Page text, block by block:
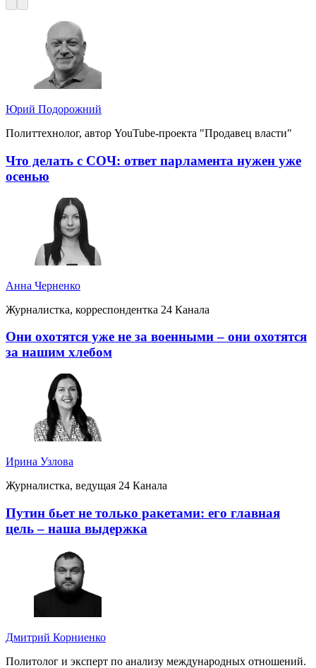
Юрий Подорожний
Политтехнолог, автор YouTube-проекта "Продавец власти"
Что делать с СОЧ: ответ парламента нужен уже
осенью
Анна Черненко
Журналистка, корреспондентка 24 Канала
Они охотятся уже не за военными – они охотятся
за нашим хлебом
Ирина Узлова
Журналистка, ведущая 24 Канала
Путин бьет не только ракетами: его главная
цель – наша выдержка
Дмитрий Корниенко
Политолог и эксперт по анализу международных отношений.